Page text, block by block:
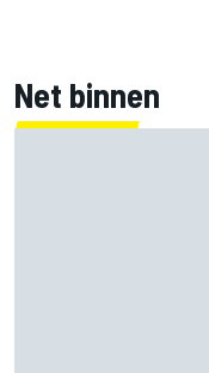
Net binnen